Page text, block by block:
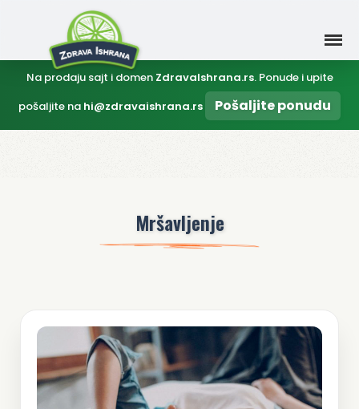
Na prodaju sajt i domen ZdravaIshrana.rs. Ponude i upite
pošaljite na hi@zdravaishrana.rs Pošaljite ponudu
Mršavljenje